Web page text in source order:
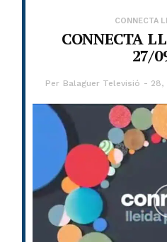
CONNECTA
CONNECTA
27/
Per Balaguer Televisió 28,